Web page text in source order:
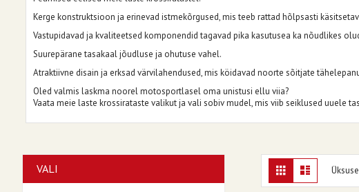
Kerge konstruktsioon ja erinevad istmekõrgused, mis teeb rattad hõlpsasti
Vastupidavad ja kvaliteetsed komponendid tagavad pika kasutusea ka nõudlikes
Suurepärane tasakaal jõudluse ja ohutuse vahel.
Atraktiivne disain ja erksad värvilahendused, mis köidavad noorte sõitjate
Oled valmis laskma noorel motosportlasel oma unistusi ellu viia?
Vaata meie laste krossirataste valikut ja vali sobiv mudel, mis viib seiklused uuele
Kuvamisviis
RuudustikNimekiri
VALI